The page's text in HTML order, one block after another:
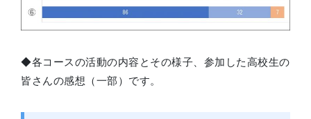
◆各コースの活動の内容とその様子、参加した高校生の
皆さんの感想（一部）です。